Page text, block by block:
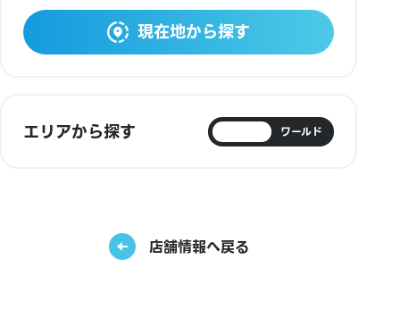
現在地から探す
エリアから探す ワールド
店舗情報へ戻る